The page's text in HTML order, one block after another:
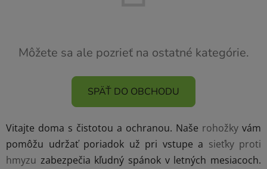
Môžete sa ale pozrieť na ostatné kategórie.
SPÄŤ DO OBCHODU
Vitajte doma s čistotou a ochranou. Naše rohožky vám
pomôžu udržať poriadok už pri vstupe a sieťky proti
hmyzu zabezpečia kľudný spánok v letných mesiacoch.